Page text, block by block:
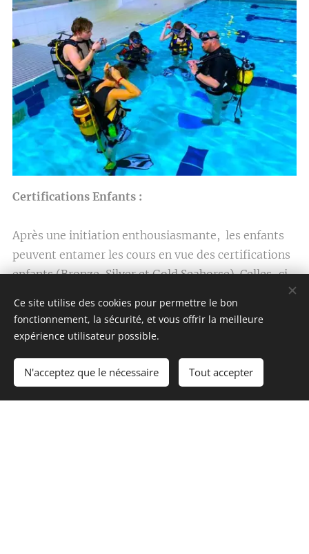
Certifications Enfants :
Après une initiation enthousiasmante, les enfants
peuvent entamer les cours en vue des certifications
enfants (Bronze, Silver et Gold Seahorse). Celles-ci
les préparerons aux certifications Junior (dès 10 ans
) et/ou adultes (dès 14 ans).
Ce site utilise des cookies pour permettre le bon
fonctionnement, la sécurité, et vous offrir la meilleure
expérience utilisateur possible.
N'acceptez que le nécessaire Tout accepter